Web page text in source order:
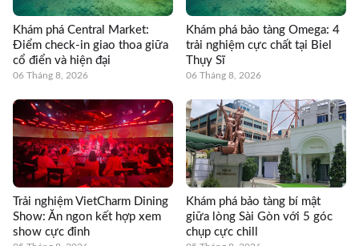
Khám phá Central Market:
Điểm check-in giao thoa giữa
cổ điển và hiện đại
06 Tháng 8, 2026
Khám phá bảo tàng Omega: 4
trải nghiệm cực chất tại Biel
Thụy Sĩ
06 Tháng 8, 2026
Trải nghiệm VietCharm Dining
Show: Ăn ngon kết hợp xem
show cực đỉnh
Khám phá bảo tàng bí mật
giữa lòng Sài Gòn với 5 góc
chụp cực chill